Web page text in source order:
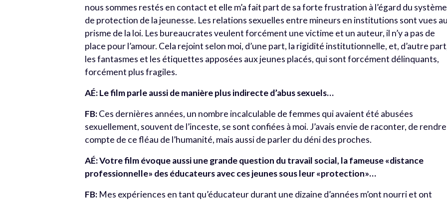
nous sommes restés en contact et elle m’a fait part de sa forte frustration à l’égard du système
de protection de la jeunesse. Les relations sexuelles entre mineurs en institutions sont vues au
prisme de la loi. Les bureaucrates veulent forcément une victime et un auteur, il n’y a pas de
place pour l’amour. Cela rejoint selon moi, d’une part, la rigidité institutionnelle, et, d’autre
les fantasmes et les étiquettes apposées aux jeunes placés, qui sont forcément délinquants,
forcément plus fragiles.
AÉ: Le film parle aussi de manière plus indirecte d’abus sexuels…
FB:Ces dernières années, un nombre incalculable de femmes qui avaient été abusées
sexuellement, souvent de l’inceste, se sont confiées à moi. J’avais envie de raconter, de rendre
compte de ce fléau de l’humanité, mais aussi de parler du déni des proches.
AÉ: Votre film évoque aussi une grande question du travail social, la fameuse «distance
professionnelle» des éducateurs avec ces jeunes sous leur «protection»…
FB: Mes expériences en tant qu’éducateur durant une dizaine d’années m’ont nourri et ont